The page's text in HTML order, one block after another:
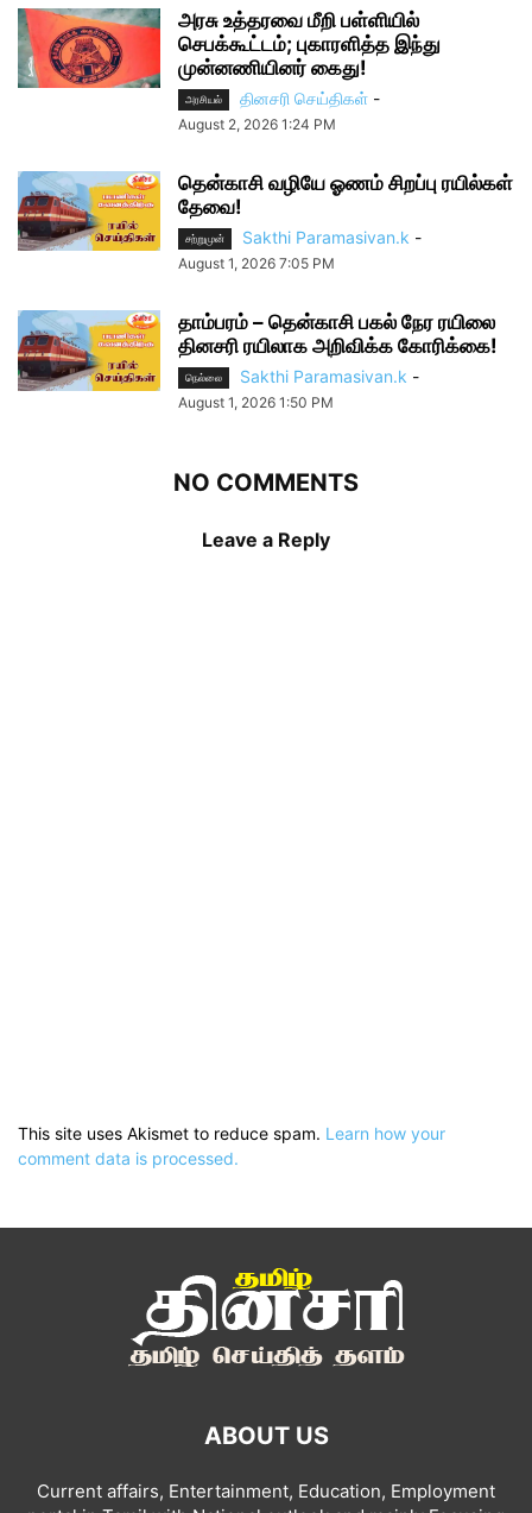
அரசு உத்தரவை மீறி பள்ளியில்
செபக்கூட்டம்; புகாரளித்த இந்து
முன்னணியினர் கைது!
அரசியல் தினசரி செய்திகள் -
August 2, 2026 1:24 PM
தென்காசி வழியே ஓணம் சிறப்பு ரயில்கள்
தேவை!
சற்றுமுன் Sakthi Paramasivan.k -
August 1, 2026 7:05 PM
தாம்பரம் – தென்காசி பகல் நேர ரயிலை
தினசரி ரயிலாக அறிவிக்க கோரிக்கை!
நெல்லை Sakthi Paramasivan.k -
August 1, 2026 1:50 PM
NO COMMENTS
Leave a Reply
This site uses Akismet to reduce spam. Learn how your
comment data is processed.
ABOUT US
Current affairs, Entertainment, Education, Employment